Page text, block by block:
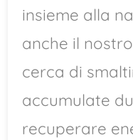
insieme alla
anche il
cerca di
accumulate
recuperare